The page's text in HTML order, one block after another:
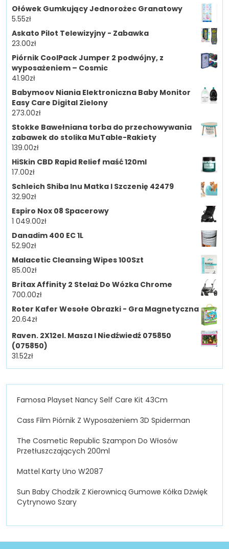
Ołówek Gumkujący Jednorożec Granatowy
5.55zł
Askato Pilot Telewizyjny - Zabawka
23.00zł
Piórnik CoolPack Jumper 2 podwójny, z
wyposażeniem – Cosmic
41.90zł
Babymoov Niania Elektroniczna Baby Monitor
Easy Care Digital Zielony
273.00zł
Stokke Bawełniana torba do przechowywania
zabawek do stolika MuTable-Rakiety
139.00zł
HiSkin CBD Rapid Relief maść 120ml
17.00zł
Schleich Shiba Inu Matka I Szczenię 42479
32.90zł
Espiro Nox 08 Spacerowy
1 049.00zł
Danadim 400 EC 1L
52.90zł
Malacetic Cleansing Wipes 100Szt
85.00zł
Britax Affinity 2 Stelaż Do Wózka Chrome
700.00zł
Roter Kafer Wesołe Obrazki - Gra Magnetyczna
20.64zł
Raven. 2X12el. Masza I Niedźwiedź 075850
(075850)
31.52zł
Famosa Playset Nancy Self Care Kit 43Cm
Cass Film Piórnik Z Wyposażeniem 3D Spiderman
The Cosmetic Republic Szampon Do Włosów
Przetłuszczających 200ml
Mattel Karty Uno W2087
Sun Baby Chodzik Z Kierownicą Gumowe Kółka Dżwięk
Cytrynowo Szary